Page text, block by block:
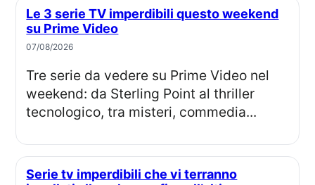
Le 3 serie TV imperdibili questo weekend
su Prime Video
07/08/2026
Tre serie da vedere su Prime Video nel
weekend: da Sterling Point al thriller
tecnologico, tra misteri, commedia...
Serie tv imperdibili che vi terranno